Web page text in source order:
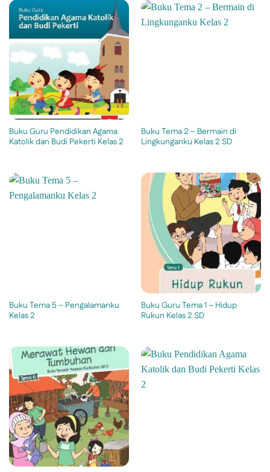
Buku Guru Pendidikan Agama
Katolik dan Budi Pekerti Kelas 2
Buku Tema 2 – Bermain di
Lingkunganku Kelas 2 SD
Buku Tema 5 – Pengalamanku
Kelas 2
Buku Guru Tema 1 – Hidup
Rukun Kelas 2 SD